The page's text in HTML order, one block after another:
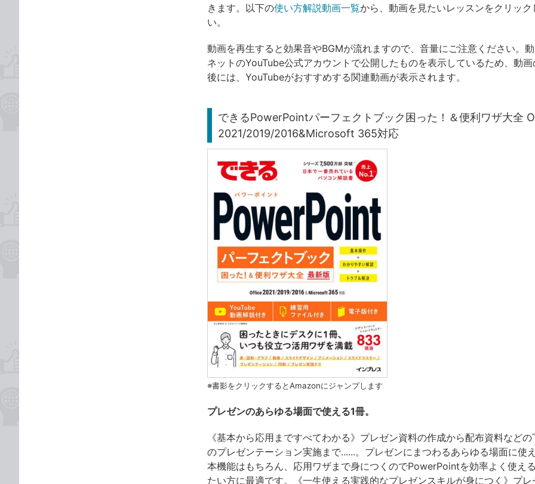
きます。以下の使い方解説動画一覧から、動画を見たいレッスンをクリック
い。
動画を再生すると効果音やBGMが流れますので、音量にご注意ください。
ネットのYouTube公式アカウントで公開したものを表示しているため、動
後には、YouTubeがおすすめする関連動画が表示されます。
できるPowerPointパーフェクトブック困った！＆便利ワザ大全
2021/2019/2016&Microsoft 365対応
※書影をクリックするとAmazonにジャンプします
プレゼンのあらゆる場面で使える1冊。
《基本から応用まですべてわかる》プレゼン資料の作成から配布資料など
のプレゼンテーション実施まで......。プレゼンにまつわるあらゆる場面に使
本機能はもちろん、応用ワザまで身につくのでPowerPointを効率よく使え
たい方に最適です。《一生使える実践的なプレゼンスキルが身につく》プ